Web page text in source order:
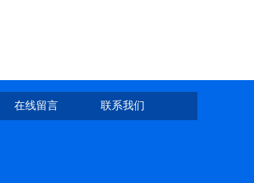
在线留言 联系我们